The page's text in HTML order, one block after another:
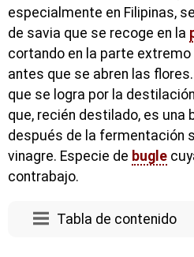
especialmente en Filipinas,
de savia que se recoge en la
cortando en la parte
antes que se abren las
que se logra por la
que, recién destilado, es una
después de la fermentación
vinagre. Especie de bugle
contrabajo.
Tabla de contenido